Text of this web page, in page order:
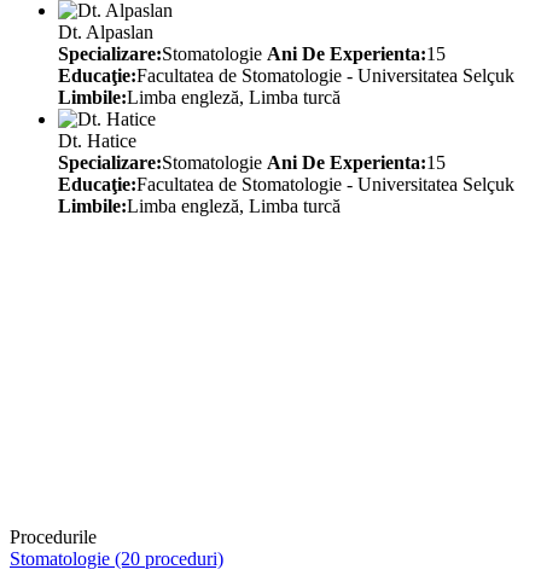
Dt. Alpaslan
Specializare:Stomatologie Ani De Experienta:15
Educaţie:Facultatea de Stomatologie - Universitatea Selçuk
Limbile:Limba engleză, Limba turcă
Dt. Hatice
Specializare:Stomatologie Ani De Experienta:15
Educaţie:Facultatea de Stomatologie - Universitatea Selçuk
Limbile:Limba engleză, Limba turcă
Procedurile
Stomatologie (20 proceduri)